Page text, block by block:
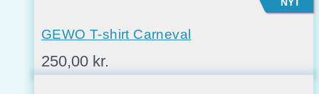
NYT
GEWO T-shirt Carneval
250,00 kr.